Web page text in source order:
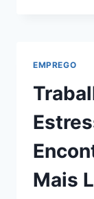
EMPREGO
Mais